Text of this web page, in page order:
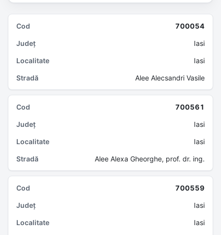
700054
Iasi
Iasi
Alee Alecsandri Vasile
700561
Iasi
Iasi
Alee Alexa Gheorghe, prof. dr. ing.
700559
Iasi
Iasi